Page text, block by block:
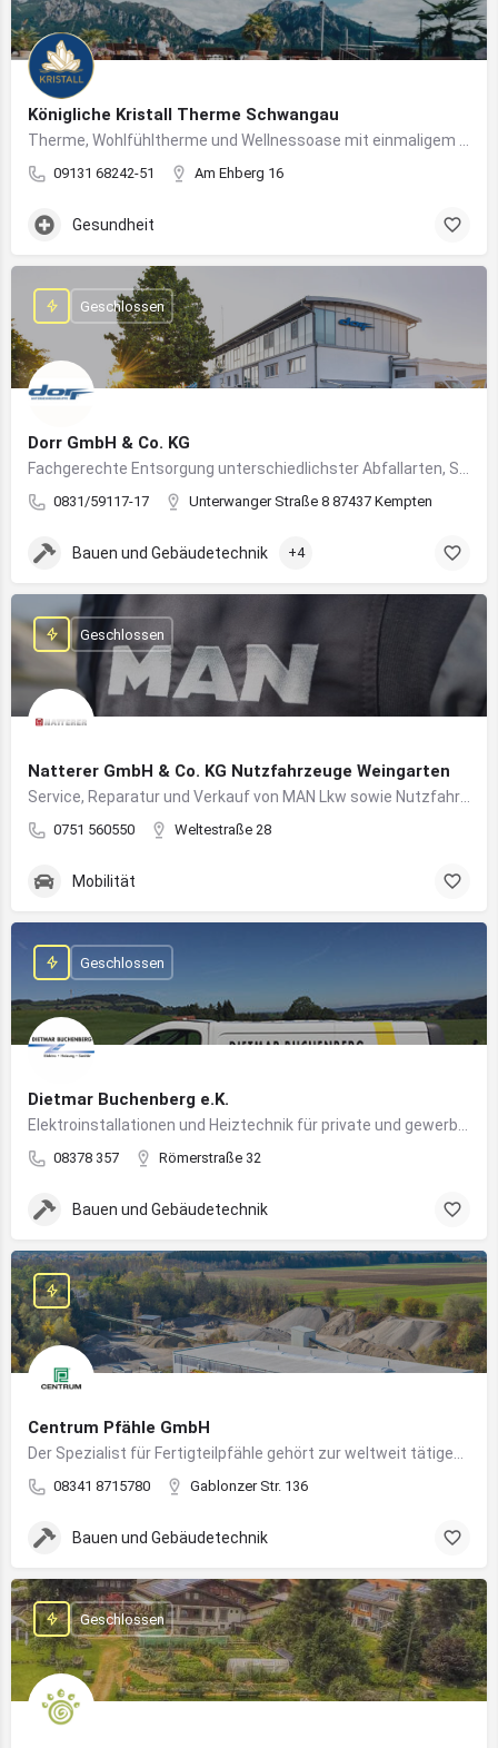
Königliche Kristall Therme Schwangau
09131 68242-51 Am Ehberg 16
Gesundheit
Dorr GmbH & Co. KG
0831/59117-17 Unterwanger Straße 8 87437 Kempten
Geschlossen
Bauen und Gebäudetechnik +4
Natterer GmbH & Co. KG Nutzfahrzeuge Weingarten
0751 560550 Weltestraße 28
Geschlossen
Mobilität
Dietmar Buchenberg e.K.
08378 357 Römerstraße 32
Geschlossen
Bauen und Gebäudetechnik
Centrum Pfähle GmbH
08341 8715780 Gablonzer Str. 136
Bauen und Gebäudetechnik
Geschlossen